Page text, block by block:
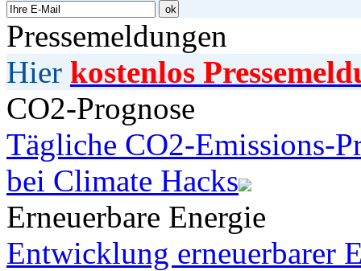
Pressemeldungen
Hier kostenlos
CO2-Prognose
Tägliche CO2-Emissions-
bei Climate Hacks
Erneuerbare Energie
Entwicklung erneuerbarer